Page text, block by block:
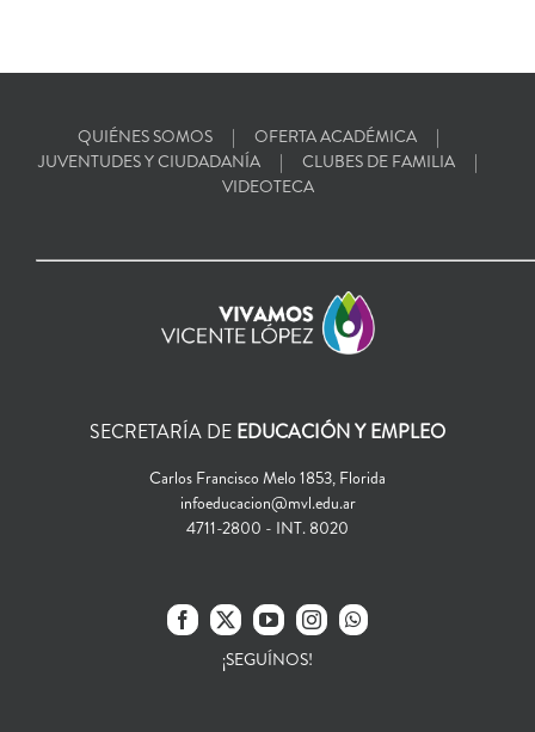
QUIÉNES SOMOS
OFERTA ACADÉMICA
JUVENTUDES Y CIUDADANÍA
CLUBES DE FAMILIA
VIDEOTECA
SECRETARÍA DE EDUCACIÓN Y EMPLEO
Carlos Francisco Melo 1853, Florida
infoeducacion@mvl.edu.ar
4711-2800 - INT. 8020
¡SEGUÍNOS!